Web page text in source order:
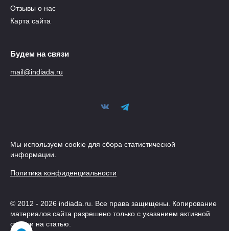
Отзывы о нас
Карта сайта
Будем на связи
mail@indiada.ru
Мы используем cookie для сбора статистической
информации.
Политика конфиденциальности
© 2012 - 2026 indiada.ru. Все права защищены. Копирование
материалов сайта разрешено только с указанием активной
ссылки на статью.